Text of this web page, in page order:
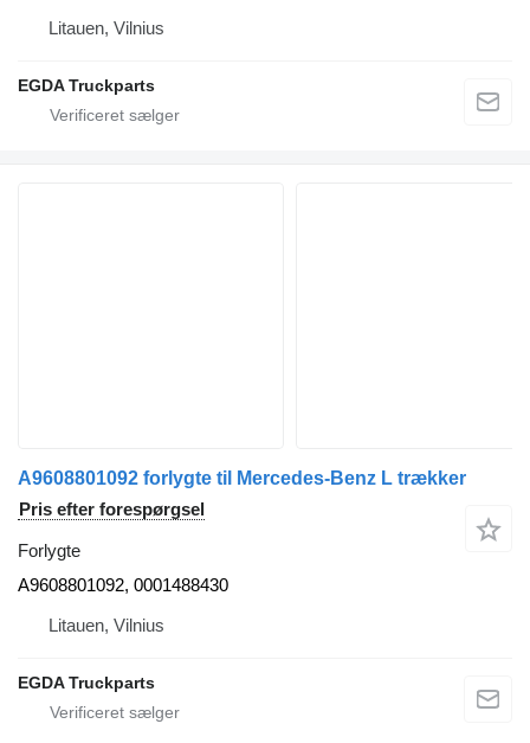
Litauen, Vilnius
EGDA Truckparts
A9608801092 forlygte til Mercedes-Benz L trækker
Pris efter forespørgsel
Forlygte
A9608801092, 0001488430
Litauen, Vilnius
EGDA Truckparts